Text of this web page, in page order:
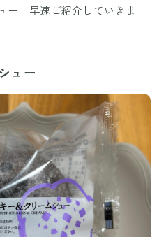
ー」早速ご紹介していきま
ュー